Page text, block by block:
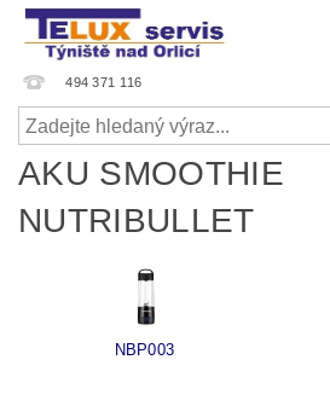
494 371 116
AKU SMOOTHIE
NUTRIBULLET
NBP003